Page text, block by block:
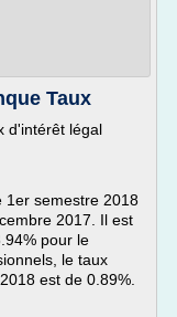
Taux
d'intérêt légal
1er semestre 2018
2017. Il est
pour le
le taux
est de 0.89%.